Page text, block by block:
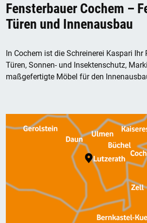
Fensterbauer Cochem –
Türen und Innenausbau
In Cochem ist die Schreinerei Kaspari Ihr
Türen, Sonnen- und Insektenschutz,
maßgefertigte Möbel für den